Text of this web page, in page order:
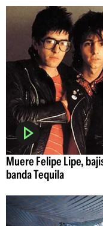
Muere Felipe Lipe,
banda Tequila